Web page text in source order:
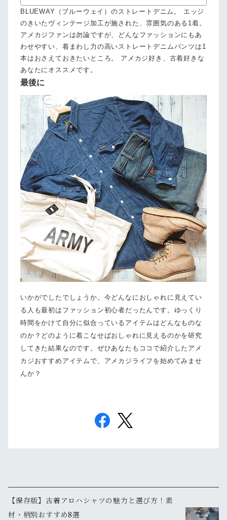
BLUEWAY（ブルーウェイ）のストレートデニム。 エッジ
のきいたヴィンテージ加工が施された、雰囲気のある1着。
アメカジファンは勿論ですが、どんなファッションにもあ
わせやすい、着まわし力の高いストレートデニムパンツは1
本はおさえておきたいところ。 アメカジ好き、古着好きな
あなたにオススメです。
最後に
いかがでしたでしょうか。今どんなにおしゃれに見えてい
る人も最初はファッション初心者だったんです。ゆっくり
時間をかけて自分に似合っているアイテムはどんなものな
のか？どのように着こなせばおしゃれに見えるのかを研究
してきた結果なのです。ぜひあなたもココで紹介したアメ
カジおすすめアイテムで、アメカジライフを始めてみませ
んか？
【保存版】古着アロハシャツの魅力と選び方！素
材・柄別おすすめ8選